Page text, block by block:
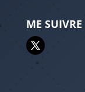
ME SUIVRE